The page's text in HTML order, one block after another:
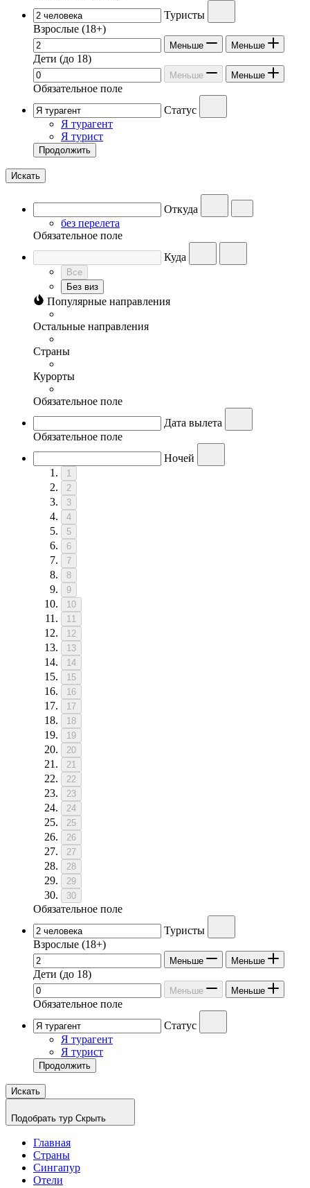
Туристы
Взрослые (18+)
Меньше Меньше
Дети (до 18)
Меньше Меньше
Обязательное поле
Статус
Я турагент
Я турист
Продолжить
Искать
Откуда
без перелета
Обязательное поле
Куда
Все
Без виз
Популярные направления
Остальные направления
Страны
Курорты
Обязательное поле
Дата вылета
Обязательное поле
Ночей
1
2
3
4
5
6
7
8
9
10
11
12
13
14
15
16
17
18
19
20
21
22
23
24
25
26
27
28
29
30
Обязательное поле
Туристы
Взрослые (18+)
Меньше Меньше
Дети (до 18)
Меньше Меньше
Обязательное поле
Статус
Я турагент
Я турист
Продолжить
Искать
Подобрать тур Скрыть
Главная
Страны
Сингапур
Отели